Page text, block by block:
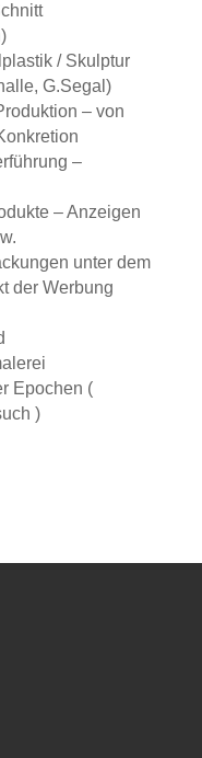
/ Skulptur
G.Segal)
– von
–
– Anzeigen
unter dem
der Werbung
Epochen (
)